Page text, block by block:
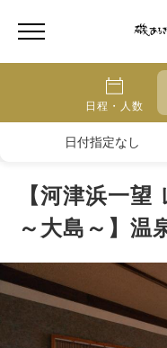
日程・人数
日付指定なし
【河津浜一
～大島～】温